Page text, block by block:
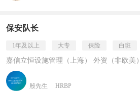
保安队长
1年及以上 大专 保险 白班
嘉信立恒设施管理（上海） 外资（非欧美）
殷先生 HRBP